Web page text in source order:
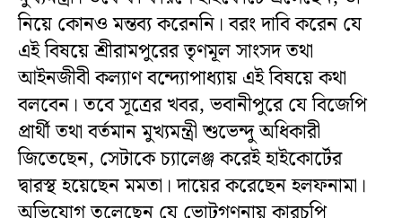
নিয়ে কোনও মন্তব্য করেননি। বরং দাবি করেন যে
এই বিষয়ে শ্রীরামপুরের তৃণমূল সাংসদ তথা
আইনজীবী কল্যাণ বন্দ্যোপাধ্যায় এই বিষয়ে কথা
বলবেন। তবে সূত্রের খবর, ভবানীপুরে যে বিজেপি
প্রার্থী তথা বর্তমান মুখ্যমন্ত্রী শুভেন্দু অধিকারী
জিতেছেন, সেটাকে চ্যালেঞ্জ করেই হাইকোর্টের
দ্বারস্থ হয়েছেন মমতা। দায়ের করেছেন হলফনামা।